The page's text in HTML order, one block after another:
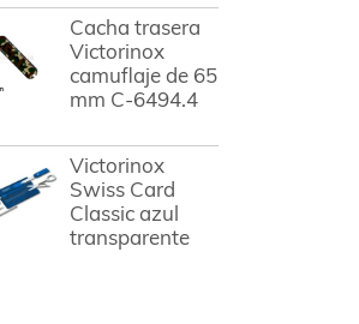
Cacha trasera
Victorinox
camuflaje de 65
mm C-6494.4
Victorinox
Swiss Card
Classic azul
transparente